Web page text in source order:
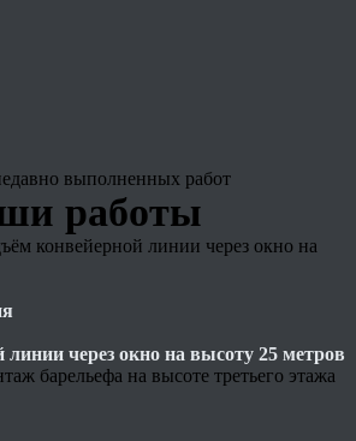
выполненных работ
работы
через окно на высоту 25 метров